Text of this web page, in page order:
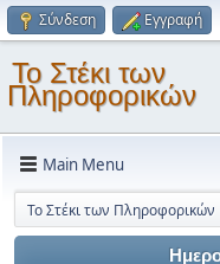
Σύνδεση Εγγραφή
Το Στέκι των
Πληροφορικών
Main Menu
Το Στέκι των Πληροφορικών